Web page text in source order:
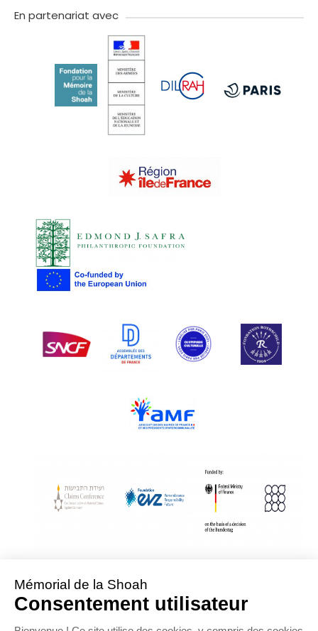
En partenariat avec
With Assistance from the Conference on Jewish Material Claims Against
Sponsored by the Foundation « Remembrance, Responsibility and Future »
Supported by the German Federal Ministry of Finance